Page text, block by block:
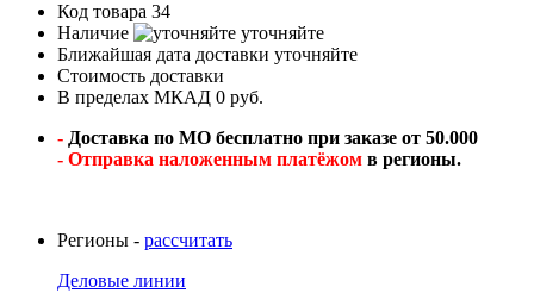
Код товара 34
Наличие
уточняйте
Ближайшая дата доставки уточняйте
Стоимость доставки
В пределах МКАД 0 руб.
- Доставка по МО бесплатно при заказе от 50.000
- Отправка наложенным платёжом в регионы.
Регионы - рассчитать
Деловые линии